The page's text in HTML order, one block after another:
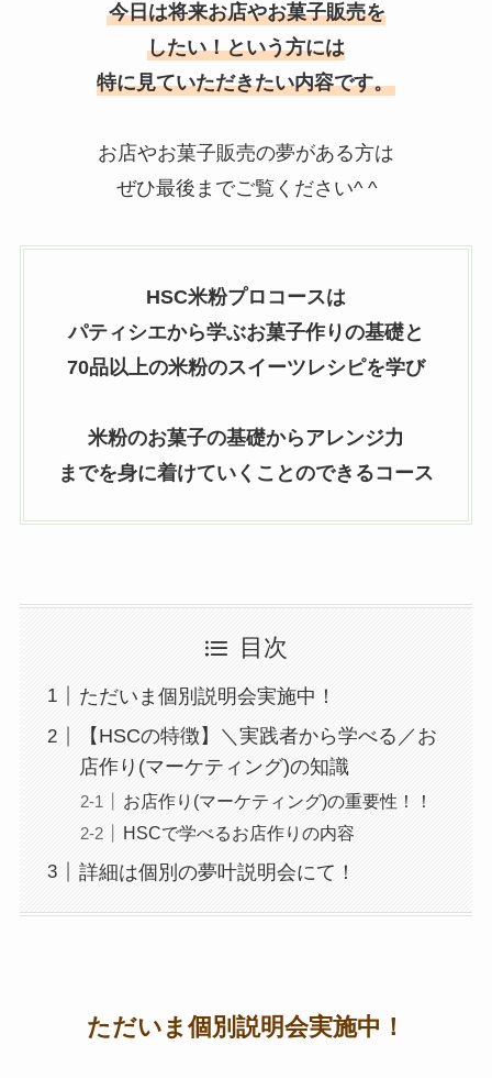
今日は将来お店やお菓子販売を
したい！という方には
特に見ていただきたい内容です。
お店やお菓子販売の夢がある方は
ぜひ最後までご覧ください^ ^
HSC米粉プロコースは
パティシエから学ぶお菓子作りの基礎と
70品以上の米粉のスイーツレシピを学び
米粉のお菓子の基礎からアレンジ力
までを身に着けていくことのできるコース
目次
ただいま個別説明会実施中！
【HSCの特徴】＼実践者から学べる／お
店作り(マーケティング)の知識
お店作り(マーケティング)の重要性！！
HSCで学べるお店作りの内容
詳細は個別の夢叶説明会にて！
ただいま個別説明会実施中！